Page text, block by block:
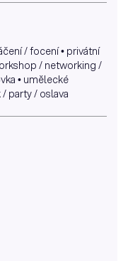
/ focení • privátní
/ networking /
• umělecké
party / oslava